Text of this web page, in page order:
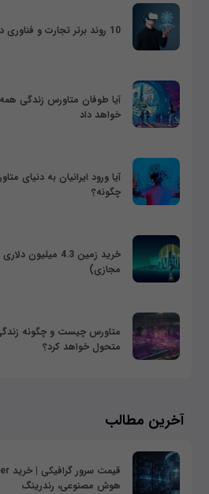
10 روند برتر تجارت و فناوری در سال 2022
آیا طوفان متاورس زندگی
خواهد داد
آیا ورود ایرانیان به دنیای
چگونه؟
خرید زمین 4.3
مجازی)
متاورس چیست و چگونه
متحول خواهد کرد؟
آخرین مطالب
هوش مصنوعی، رندرینگ